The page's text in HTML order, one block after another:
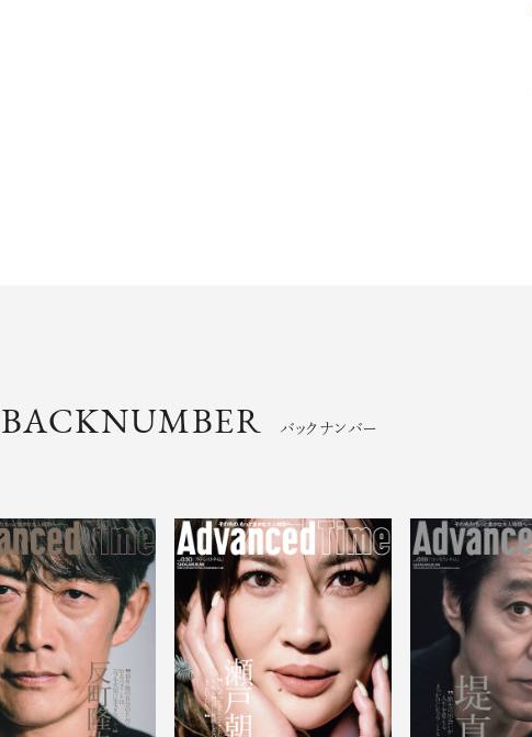
BACKNUMBER バックナンバー